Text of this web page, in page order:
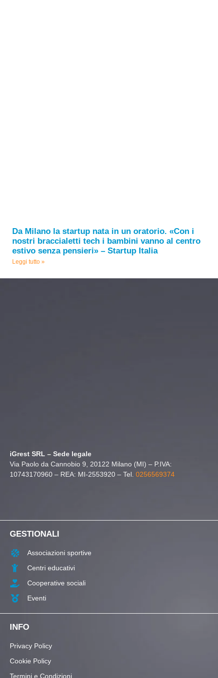
Da Milano la startup nata in un oratorio. «Con i
nostri braccialetti tech i bambini vanno al centro
estivo senza pensieri» – Startup Italia
Leggi tutto »
iGrest SRL – Sede legale
Via Paolo da Cannobio 9, 20122 Milano (MI) – P.IVA:
10743170960 – REA: MI-2553920 – Tel. 0256569374
GESTIONALI
Associazioni sportive
Centri educativi
Cooperative sociali
Eventi
INFO
Privacy Policy
Cookie Policy
Termini e Condizioni